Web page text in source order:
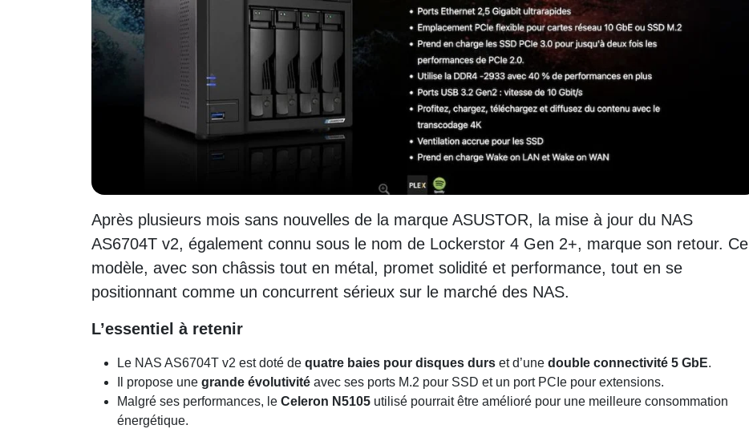
Après plusieurs mois sans nouvelles de la marque ASUSTOR, la mise à jour du NAS
AS6704T v2, également connu sous le nom de Lockerstor 4 Gen 2+, marque son retour. Ce
modèle, avec son châssis tout en métal, promet solidité et performance, tout en se
positionnant comme un concurrent sérieux sur le marché des NAS.
L’essentiel à retenir
Le NAS AS6704T v2 est doté de quatre baies pour disques durs et d’une double connectivité 5 GbE.
Il propose une grande évolutivité avec ses ports M.2 pour SSD et un port PCIe pour extensions.
Malgré ses performances, le Celeron N5105 utilisé pourrait être amélioré pour une meilleure consommation
énergétique.